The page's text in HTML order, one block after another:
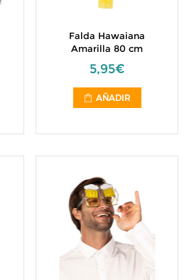
Falda Hawaiana
Amarilla 80 cm
5,95€
AÑADIR